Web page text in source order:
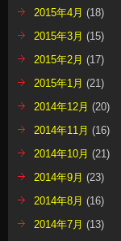
2015年4月 (18)
2015年3月 (15)
2015年2月 (17)
2015年1月 (21)
2014年12月 (20)
2014年11月 (16)
2014年10月 (21)
2014年9月 (23)
2014年8月 (16)
2014年7月 (13)